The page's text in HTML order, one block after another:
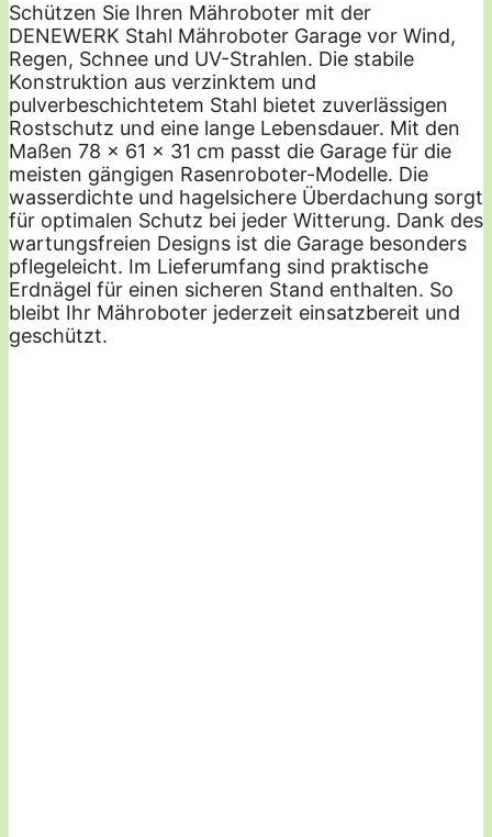
Schützen Sie Ihren Mähroboter mit der
DENEWERK Stahl Mähroboter Garage vor Wind,
Regen, Schnee und UV-Strahlen. Die stabile
Konstruktion aus verzinktem und
pulverbeschichtetem Stahl bietet zuverlässigen
Rostschutz und eine lange Lebensdauer. Mit den
Maßen 78 x 61 x 31 cm passt die Garage für die
meisten gängigen Rasenroboter-Modelle. Die
wasserdichte und hagelsichere Überdachung sorgt
für optimalen Schutz bei jeder Witterung. Dank des
wartungsfreien Designs ist die Garage besonders
pflegeleicht. Im Lieferumfang sind praktische
Erdnägel für einen sicheren Stand enthalten. So
bleibt Ihr Mähroboter jederzeit einsatzbereit und
geschützt.